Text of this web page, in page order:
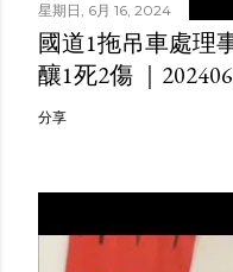
星期日, 6月 16, 2024
國道1拖吊車處理
釀1死2傷 ｜
分享